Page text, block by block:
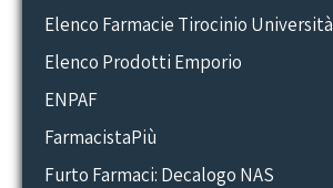
Elenco Farmacie Tirocinio Università
Elenco Prodotti Emporio
ENPAF
FarmacistaPiù
Furto Farmaci: Decalogo NAS